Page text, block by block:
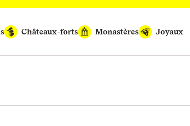
Châteaux-forts Monastères Joyaux